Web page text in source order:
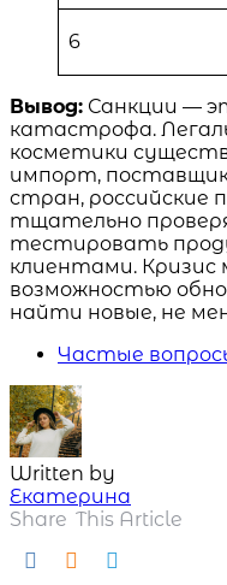
6
Вывод: Санкции —
катастрофа.
косметики
импорт,
стран, российские
тщательно
тестировать
клиентами.
возможностью
найти новые, не
Частые
Written by
Екатерина
Share This Article